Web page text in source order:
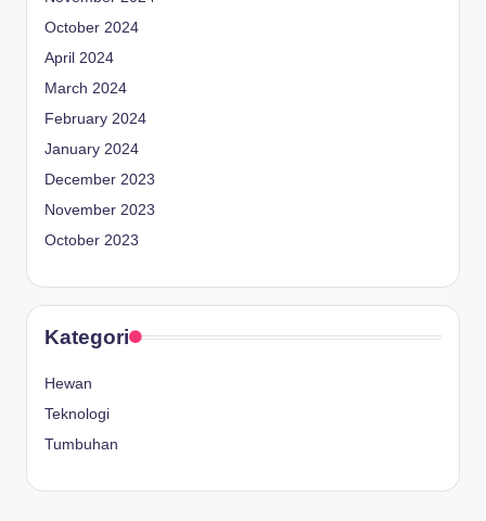
October 2024
April 2024
March 2024
February 2024
January 2024
December 2023
November 2023
October 2023
Kategori
Hewan
Teknologi
Tumbuhan